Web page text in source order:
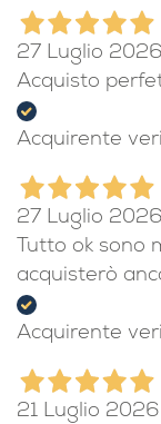
27 Luglio 2026
Acquisto
Acquirente
27 Luglio 2026
Tutto ok sono
acquisterò
Acquirente
21 Luglio 2026